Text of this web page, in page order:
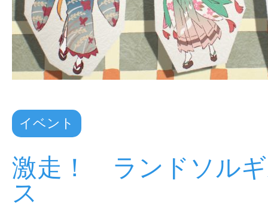
イベント
激走！ ランドソル
ス